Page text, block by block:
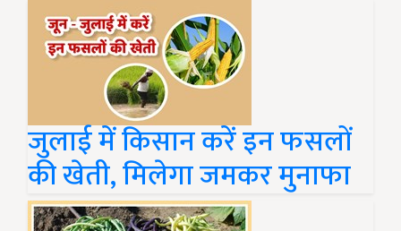
जुलाई में किसान करें इन फसलों
की खेती, मिलेगा जमकर मुनाफा